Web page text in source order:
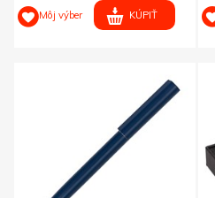
Môj výber KÚPIŤ